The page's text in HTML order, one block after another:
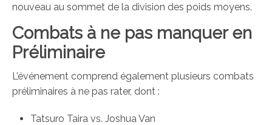
nouveau au sommet de la division des poids moyens.
Combats à ne pas manquer en
Préliminaire
L’événement comprend également plusieurs combats
préliminaires à ne pas rater, dont :
Tatsuro Taira vs. Joshua Van